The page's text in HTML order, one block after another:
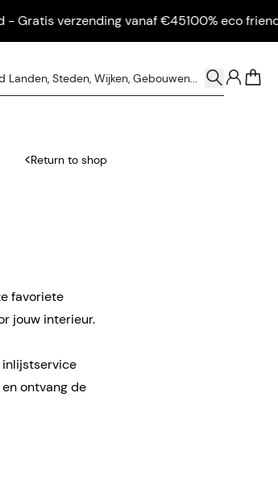
verzending vanaf €45100% eco friendly -
Return to shop
favoriete
jouw interieur.
inlijstservice
ontvang de